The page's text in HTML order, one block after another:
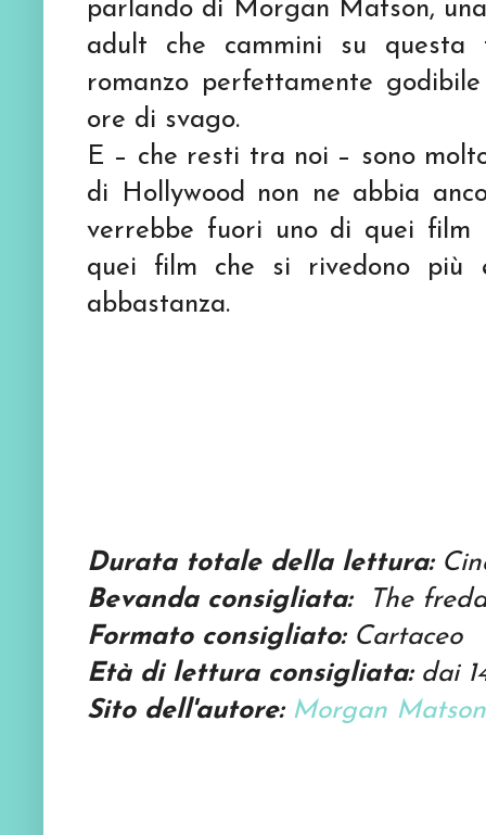
parlando di Morgan Matson,
adult che cammini su
romanzo perfettamente
ore di svago.
E – che resti tra noi – sono
di Hollywood non ne abbia
verrebbe fuori uno di quei film
quei film che si rivedono più
abbastanza.
Durata totale della lettura:
Bevanda consigliata:
The
Formato consigliato: Cartaceo
Età di lettura consigliata:dai
Sito dell'autore: Morgan Matson